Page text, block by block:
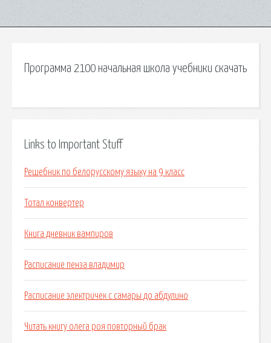
Программа 2100 начальная школа учебники скачать
Links to Important Stuff
Решебник по белорусскому языку на 9 класс
Тотал конвертер
Книга дневник вампиров
Расписание пенза владимир
Расписание электричек с самары до абдулино
Читать книгу олега роя повторный брак